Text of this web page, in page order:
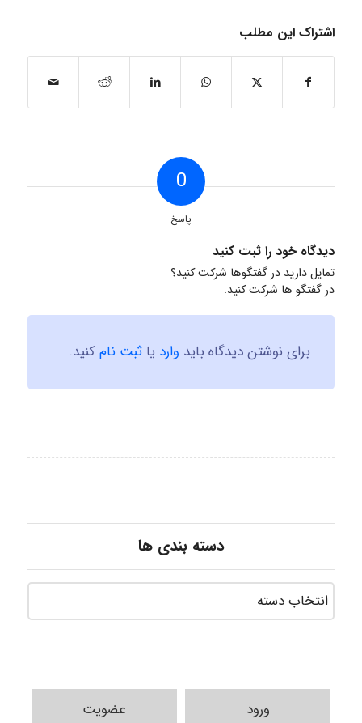
اشتراک این مطلب
0
پاسخ
دیدگاه خود را ثبت کنید
تمایل دارید در گفتگوها شرکت کنید؟
در گفتگو ها شرکت کنید.
برای نوشتن دیدگاه باید وارد یا ثبت نامکنید.
دسته بندی ها
ورود عضویت